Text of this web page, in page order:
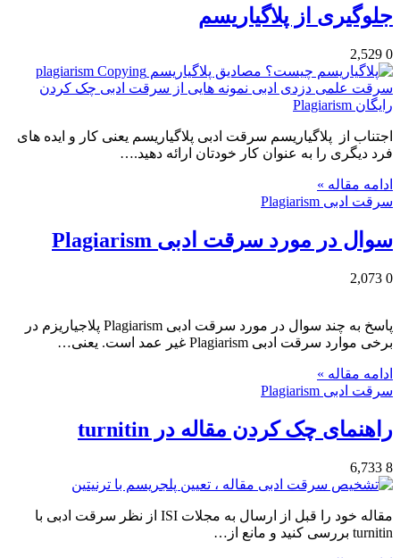
جلوگیری از پلاگیاریسم
0
اجتناب از پلاگیاریسم سرقت ادبی پلاگیاریسم یعنی کار و ایده های
فرد دیگری را به عنوان کار خودتان ارائه دهید.…
ادامه مقاله »
سرقت ادبی Plagiarism
سوال در مورد سرقت ادبی Plagiarism
0
پاسخ به چند سوال در مورد سرقت ادبی Plagiarism پلاجیاریزم در
برخی موارد سرقت ادبی Plagiarism غیر عمد است. یعنی…
ادامه مقاله »
سرقت ادبی Plagiarism
راهنمای چک کردن مقاله در turnitin
8
مقاله خود را قبل از ارسال به مجلات ISI از نظر سرقت ادبی با
turnitin بررسی کنید و مانع از…